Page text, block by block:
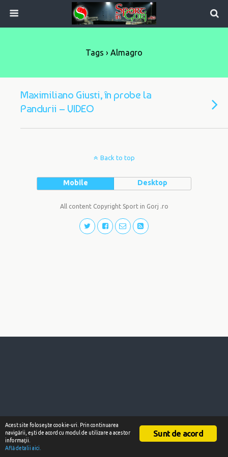
Tags › Almagro
Maximiliano Giusti, în probe la
Pandurii – VIDEO
Back to top
Mobile Desktop
All content Copyright Sport in Gorj .ro
Sunt de acord
Acest site foloseşte cookie-uri. Prin continuarea
navigării, eşti de acord cu modul de utilizare a acestor
informaţii.
Află detalii aici.